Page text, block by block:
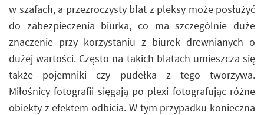
w szafach, a przezroczysty blat z pleksy może posłużyć
do zabezpieczenia biurka, co ma szczególnie duże
znaczenie przy korzystaniu z biurek drewnianych o
dużej wartości. Często na takich blatach umieszcza się
także pojemniki czy pudełka z tego tworzywa.
Miłośnicy fotografii sięgają po plexi fotografując różne
obiekty z efektem odbicia. W tym przypadku konieczna